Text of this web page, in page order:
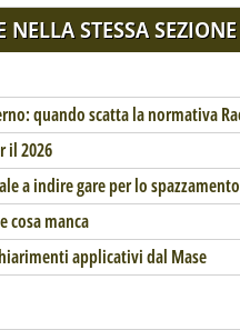
NELLA STESSA SEZIONE
quando scatta la normativa
il 2026
a indire gare per lo spazzamento
cosa manca
applicativi dal Mase